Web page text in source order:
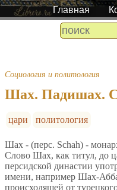
Главная
Социология и политология
Шах. Падишах.
цари политология
Шах - (перс. Schah) -
Слово Шах, как титул, до
персидской династии
имени, например Шах-
происходящей от